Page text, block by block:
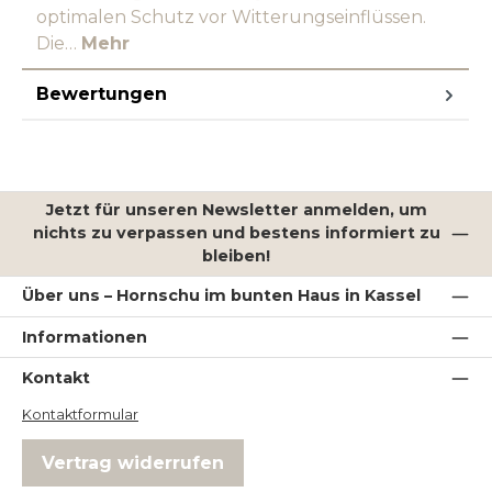
optimalen Schutz vor Witterungseinflüssen.
Die… Mehr
Bewertungen
Jetzt für unseren Newsletter anmelden, um
nichts zu verpassen und bestens informiert zu
bleiben!
Über uns – Hornschu im bunten Haus in Kassel
Informationen
Kontakt
Kontaktformular
Vertrag widerrufen